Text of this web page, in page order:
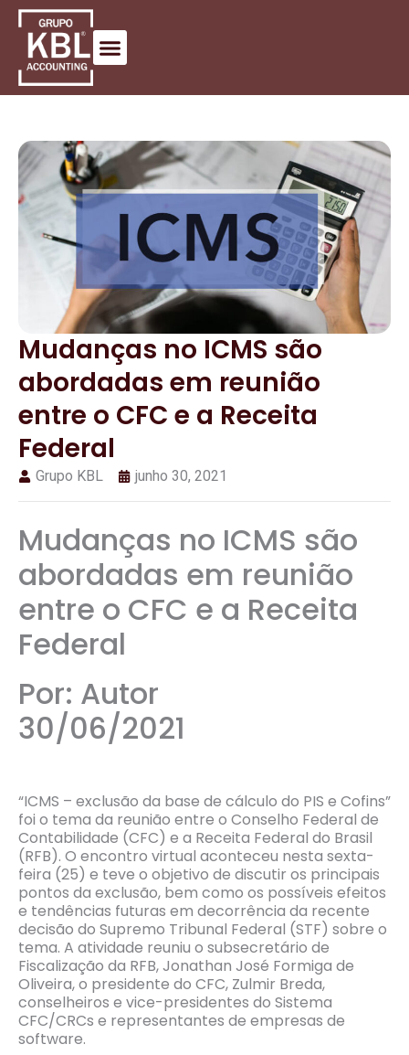
Mudanças no ICMS são
abordadas em reunião
entre o CFC e a Receita
Federal
Grupo KBL junho 30, 2021
Mudanças no ICMS são
abordadas em reunião
entre o CFC e a Receita
Federal
Por: Autor
30/06/2021
“ICMS – exclusão da base de cálculo do PIS e Cofins”
foi o tema da reunião entre o Conselho Federal de
Contabilidade (CFC) e a Receita Federal do Brasil
(RFB). O encontro virtual aconteceu nesta sexta-
feira (25) e teve o objetivo de discutir os principais
pontos da exclusão, bem como os possíveis efeitos
e tendências futuras em decorrência da recente
decisão do Supremo Tribunal Federal (STF) sobre o
tema. A atividade reuniu o subsecretário de
Fiscalização da RFB, Jonathan José Formiga de
Oliveira, o presidente do CFC, Zulmir Breda,
conselheiros e vice-presidentes do Sistema
CFC/CRCs e representantes de empresas de
software.